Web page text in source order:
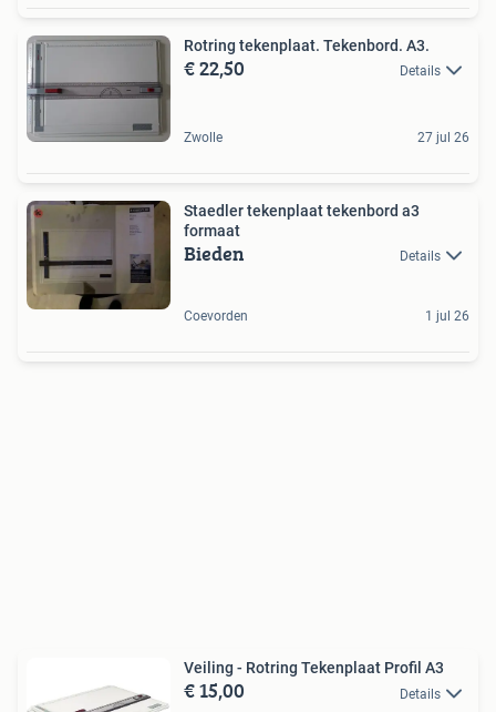
Rotring tekenplaat. Tekenbord. A3.
€ 22,50 Details
Zwolle 27 jul 26
Staedler tekenplaat tekenbord a3
formaat
Bieden Details
Coevorden 1 jul 26
Veiling - Rotring Tekenplaat Profil A3
€ 15,00 Details